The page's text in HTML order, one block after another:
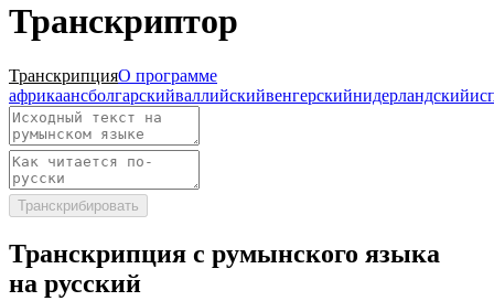
Транскриптор
ТранскрипцияО программе
африкаансболгарскийваллийскийвенгерскийнидерландский
Транскрибировать
Транскрипция с румынского языка
на русский